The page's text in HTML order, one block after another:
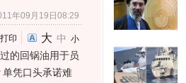
年09月19日08:29
打印 大 中 小
的回锅油用于员
凭口头承诺难